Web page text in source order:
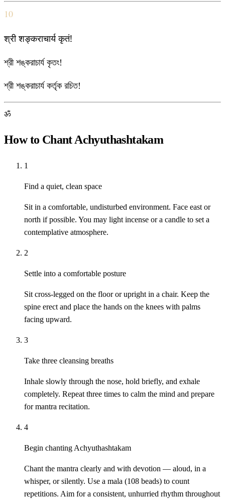
10
श्री शङ्कराचार्य कृतं!
শ্রী শঙ্করাচার্য কৃতং!
শ্রী শঙ্করাচার্য কর্তৃক রচিত!
ॐ
How to Chant Achyuthashtakam
1
Find a quiet, clean space
Sit in a comfortable, undisturbed environment. Face east or
north if possible. You may light incense or a candle to set a
contemplative atmosphere.
2
Settle into a comfortable posture
Sit cross-legged on the floor or upright in a chair. Keep the
spine erect and place the hands on the knees with palms
facing upward.
3
Take three cleansing breaths
Inhale slowly through the nose, hold briefly, and exhale
completely. Repeat three times to calm the mind and prepare
for mantra recitation.
4
Begin chanting Achyuthashtakam
Chant the mantra clearly and with devotion — aloud, in a
whisper, or silently. Use a mala (108 beads) to count
repetitions. Aim for a consistent, unhurried rhythm throughout